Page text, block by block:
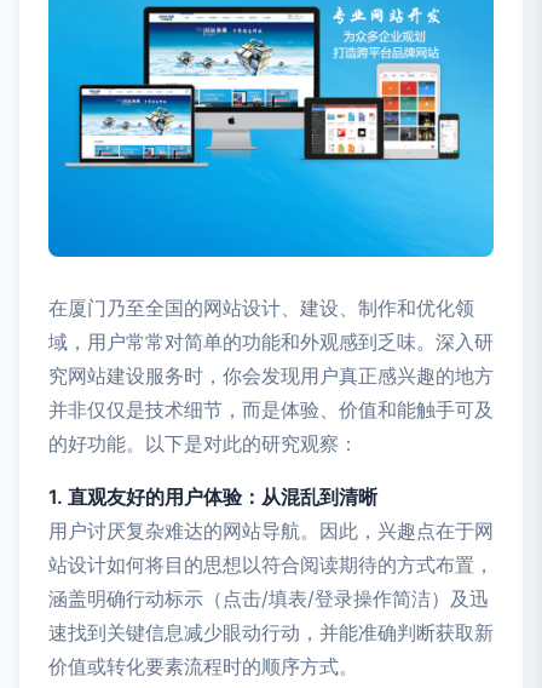
在厦门乃至全国的网站设计、建设、制作和优化领
域，用户常常对简单的功能和外观感到乏味。深入研
究网站建设服务时，你会发现用户真正感兴趣的地方
并非仅仅是技术细节，而是体验、价值和能触手可及
的好功能。以下是对此的研究观察：
1. 直观友好的用户体验：从混乱到清晰
用户讨厌复杂难达的网站导航。因此，兴趣点在于网
站设计如何将目的思想以符合阅读期待的方式布置，
涵盖明确行动标示（点击/填表/登录操作简洁）及迅
速找到关键信息减少眼动行动，并能准确判断获取新
价值或转化要素流程时的顺序方式。